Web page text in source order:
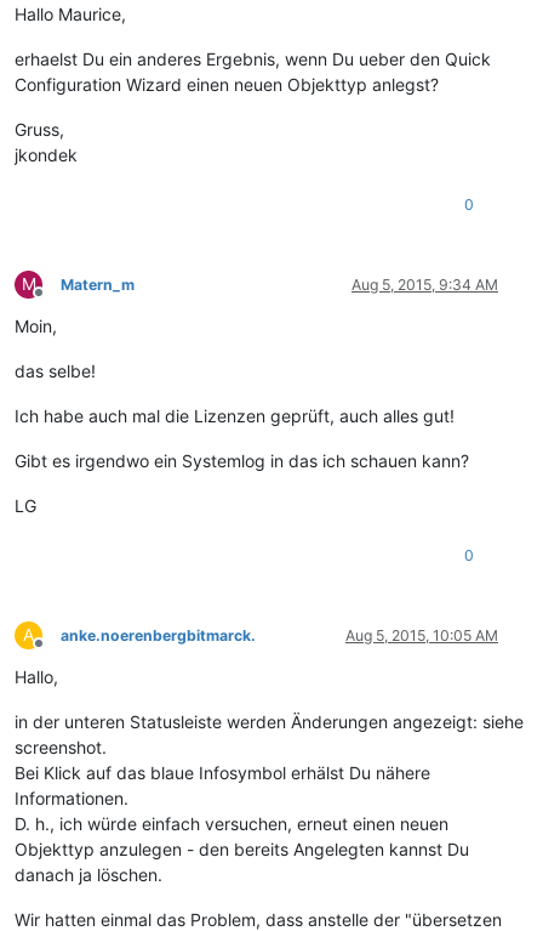
Hallo Maurice,
erhaelst Du ein anderes Ergebnis, wenn Du ueber den Quick
Configuration Wizard einen neuen Objekttyp anlegst?
Gruss,
jkondek
0
M
Offline
Matern_m Aug 5, 2015, 9:34 AM
Moin,
das selbe!
Ich habe auch mal die Lizenzen geprüft, auch alles gut!
Gibt es irgendwo ein Systemlog in das ich schauen kann?
LG
0
A
Offline
anke.noerenbergbitmarck. Aug 5, 2015, 10:05 AM
Hallo,
in der unteren Statusleiste werden Änderungen angezeigt: siehe
screenshot.
Bei Klick auf das blaue Infosymbol erhälst Du nähere
Informationen.
D. h., ich würde einfach versuchen, erneut einen neuen
Objekttyp anzulegen - den bereits Angelegten kannst Du
danach ja löschen.
Wir hatten einmal das Problem, dass anstelle der "übersetzen